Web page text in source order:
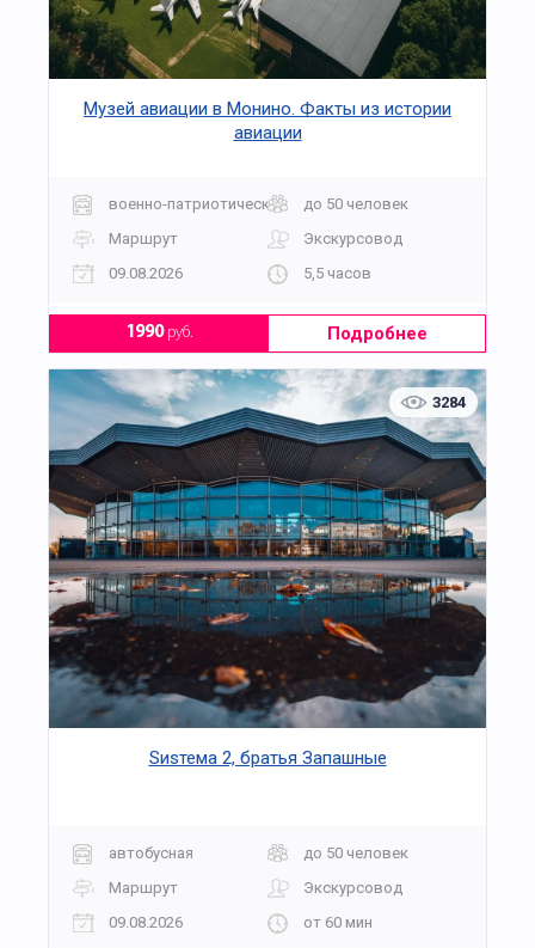
Музей авиации в Монино. Факты из истории
авиации
военно-патриотическая
до 50 человек
Маршрут
Экскурсовод
09.08.2026
5,5 часов
1990руб. Подробнее
3284
Sиsтема 2, братья Запашные
автобусная
до 50 человек
Маршрут
Экскурсовод
09.08.2026
от 60 мин